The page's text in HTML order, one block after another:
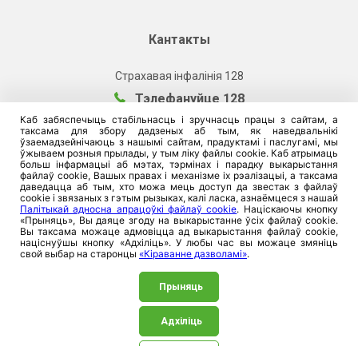
Кантакты
Страхавая інфалінія 128
Тэлефануйце 128
Ситуационная помощь инвалидам
Нашы офісы
Аптэкі
Каб забяспечыць стабільнасць і зручнасць працы з сайтам, а
таксама для збору дадзеных аб тым, як наведвальнікі
ўзаемадзейнічаюць з нашымі сайтам, прадуктамі і паслугамі, мы
ўжываем розныя прылады, у тым ліку файлы cookie. Каб атрымаць
больш інфармацыі аб мэтах, тэрмінах і парадку выкарыстання
файлаў cookie, Вашых правах і механізме іх рэалізацыі, а таксама
даведацца аб тым, хто можа мець доступ да звестак з файлаў
cookie і звязаных з гэтым рызыках, калі ласка, азнаёмцеся з нашай
Палітыкай адносна апрацоўкі файлаў cookie. Націскаючы кнопку
«Прыняць», Вы даяце згоду на выкарыстанне ўсіх файлаў cookie.
Вы таксама можаце адмовіцца ад выкарыстання файлаў cookie,
націснуўшы кнопку «Адхіліць». У любы час вы можаце змяніць
свой выбар на старонцы «Кіраванне дазволамі».
Прыняць
Адхіліць